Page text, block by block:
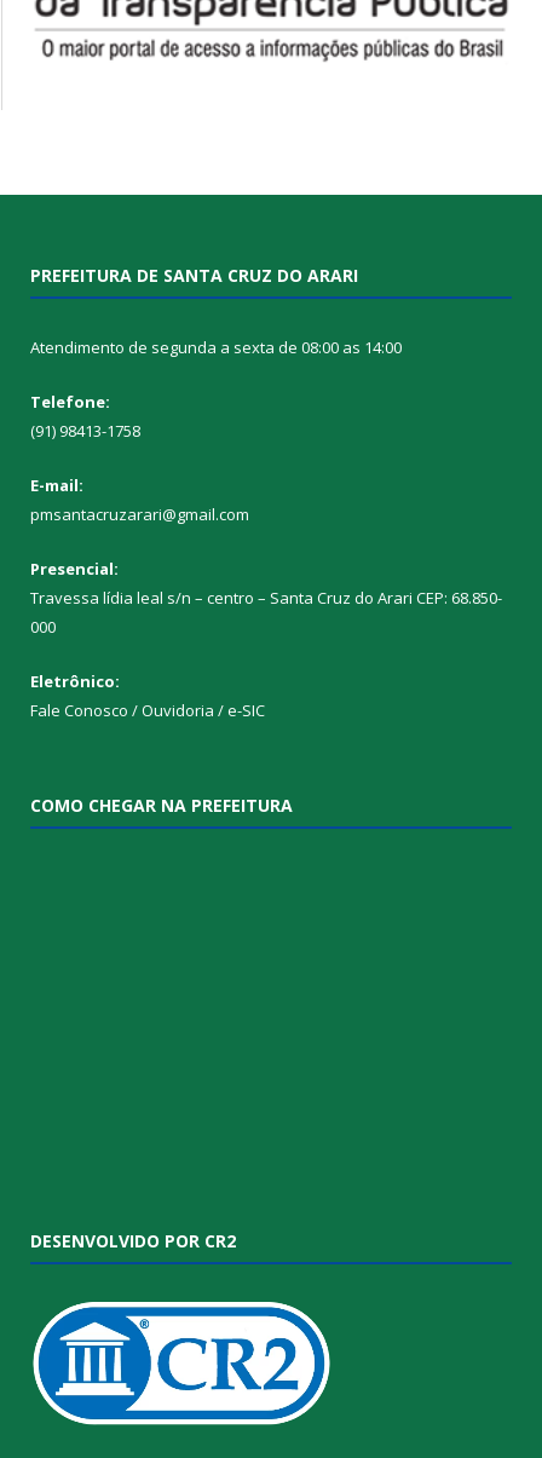
PREFEITURA DE SANTA CRUZ DO ARARI
Atendimento de segunda a sexta de 08:00 as 14:00
Telefone:
(91) 98413-1758
E-mail:
pmsantacruzarari@gmail.com
Presencial:
Travessa lídia leal s/n – centro – Santa Cruz do Arari CEP: 68.850-
000
Eletrônico:
Fale Conosco / Ouvidoria / e-SIC
COMO CHEGAR NA PREFEITURA
DESENVOLVIDO POR CR2